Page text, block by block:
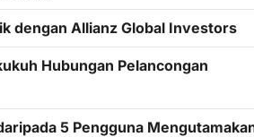
dengan Allianz Global Investors
Hubungan Pelancongan
5 Pengguna